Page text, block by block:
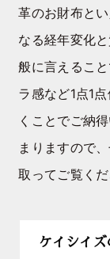
革のお財布と
なる経年変化
般に言えるこ
ラ感など1点1
くことでご納
まりますので
取ってご覧くだ
ケイシイ